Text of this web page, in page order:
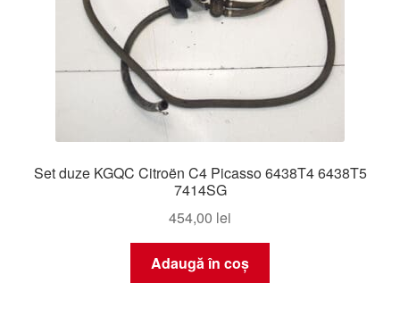
Set duze KGQC Citroën C4 Picasso 6438T4 6438T5
7414SG
454,00 lei
Adaugă în coș